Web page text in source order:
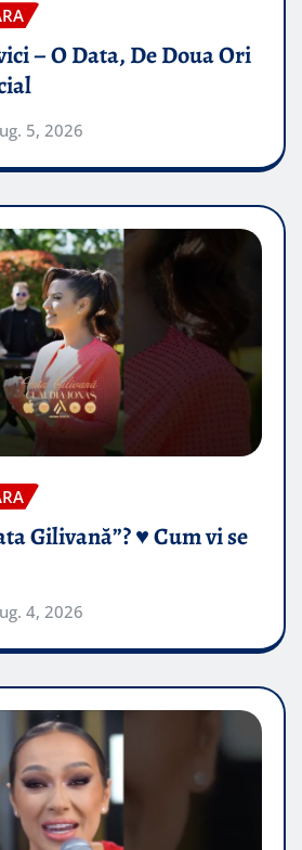
– O Data, De Doua Ori
5, 2026
Gilivană”? ♥️ Cum vi se
4, 2026